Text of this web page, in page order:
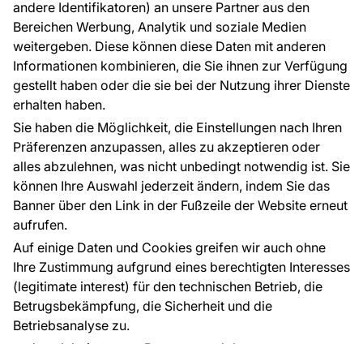
andere Identifikatoren) an unsere Partner aus den
Bereichen Werbung, Analytik und soziale Medien
weitergeben. Diese können diese Daten mit anderen
Informationen kombinieren, die Sie ihnen zur Verfügung
gestellt haben oder die sie bei der Nutzung ihrer Dienste
erhalten haben.
Sie haben die Möglichkeit, die Einstellungen nach Ihren
Präferenzen anzupassen, alles zu akzeptieren oder
alles abzulehnen, was nicht unbedingt notwendig ist. Sie
können Ihre Auswahl jederzeit ändern, indem Sie das
Banner über den Link in der Fußzeile der Website erneut
aufrufen.
Auf einige Daten und Cookies greifen wir auch ohne
Ihre Zustimmung aufgrund eines berechtigten Interesses
(legitimate interest) für den technischen Betrieb, die
Betrugsbekämpfung, die Sicherheit und die
Betriebsanalyse zu.
FAQ
Kontakt
Haben Sie Fragen? Wir helfen Ihnen gerne weiter
und beraten Sie persönlich.
+49 781 95633072
service@tapeteneshop.de
Zahlungsarten:
Die Zahlungen werden geleistet von:
Schutz personenbezogener Daten